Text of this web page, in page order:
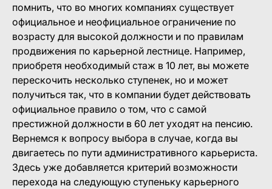
помнить, что во многих компаниях существует
официальное и неофициальное ограничение по
возрасту для высокой должности и по правилам
продвижения по карьерной лестнице. Например,
приобретя необходимый стаж в 10 лет, вы можете
перескочить несколько ступенек, но и может
получиться так, что в компании будет действовать
официальное правило о том, что с самой
престижной должности в 60 лет уходят на пенсию.
Вернемся к вопросу выбора в случае, когда вы
двигаетесь по пути административного карьериста.
Здесь уже добавляется критерий возможности
перехода на следующую ступеньку карьерного